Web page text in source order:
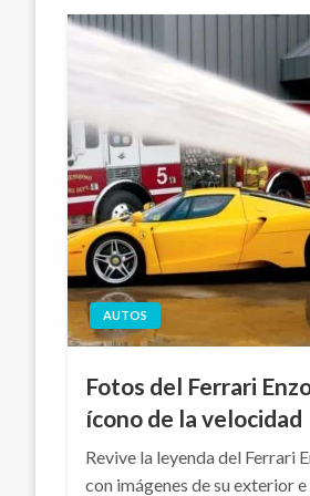
AUTOS
Fotos del Ferrari
ícono de la velocidad
Revive la leyenda del Ferrari
con imágenes de su exterior